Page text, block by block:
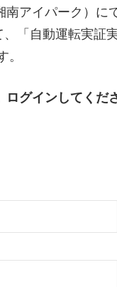
アイパーク）に
、「自動運転実証
グインしてくだ